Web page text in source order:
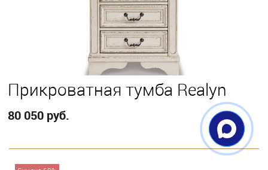
Прикроватная тумба Realyn
80 050 руб.